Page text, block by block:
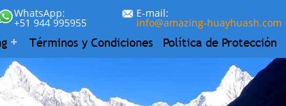
WhatsApp:
+51 944 995955
E-mail:
info@amazing-huayhuash.com
Términos y Condiciones Política de Protección